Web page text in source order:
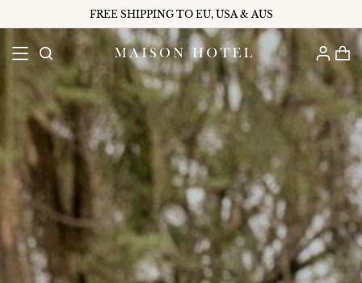
FREE SHIPPING TO EU, USA & AUS